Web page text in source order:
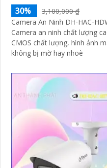
30%
3,100,000 ₫
Camera An Ninh DH-HAC-
Camera an ninh chất lượng cao và
CMOS chất lượng, hình ảnh
không bị mờ hay nhoè